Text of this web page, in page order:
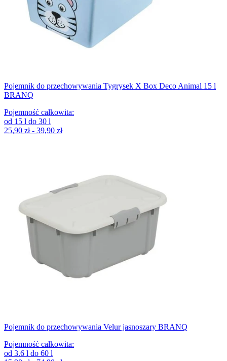
Pojemnik do przechowywania Tygrysek X Box Deco Animal 15 l
BRANQ
Pojemność całkowita:
od 15 l do 30 l
25,90 zł - 39,90 zł
Pojemnik do przechowywania Velur jasnoszary BRANQ
Pojemność całkowita:
od 3.6 l do 60 l